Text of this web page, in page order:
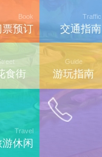
Book
票预订
Traffic
交通指南
食街
Guide
游玩指南
Travel
游休闲